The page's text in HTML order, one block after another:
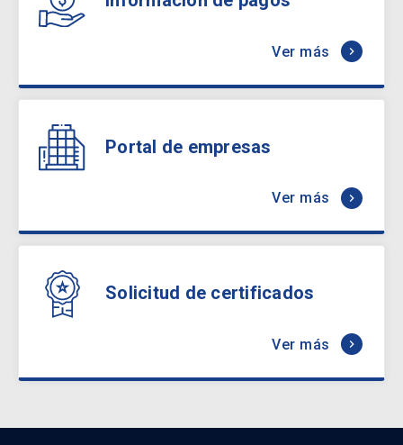
Ver más keyboard_arrow_right
Portal de empresas
Ver más keyboard_arrow_right
Solicitud de certificados
Ver más keyboard_arrow_right